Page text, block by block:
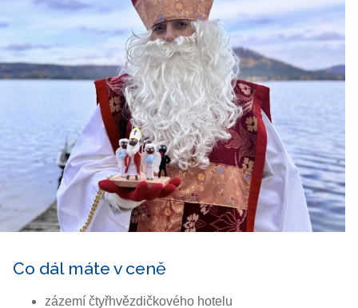
Co dál máte v ceně
zázemí čtyřhvězdičkového hotelu